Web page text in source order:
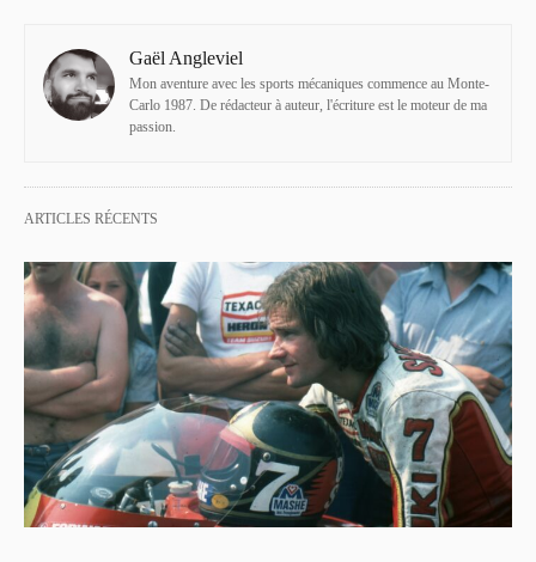
Gaël Angleviel
Mon aventure avec les sports mécaniques commence au Monte-
Carlo 1987. De rédacteur à auteur, l'écriture est le moteur de ma
passion.
ARTICLES RÉCENTS